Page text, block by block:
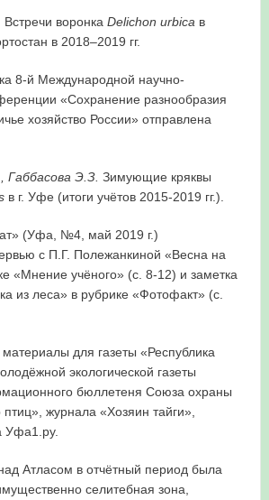
Встречи воронка Delichon urbica в
в 2018–2019 гг.
8-й Международной научно-
«Сохранение разнообразия
хозяйство России» отправлена
Габбасова Э.З. Зимующие кряквы
в г. Уфе (итоги учётов 2015-2019 гг.).
(Уфа, №4, май 2019 г.)
с П.Г. Полежанкиной «Весна на
«Мнение учёного» (с. 8-12) и заметка
из леса» в рубрике «Фотофакт» (с.
для газеты «Республика
экологической газеты
бюллетеня Союза охраны
журнала «Хозяин тайги»,
Уфа1.ру.
Атласом в отчётный период была
селитебная зона,